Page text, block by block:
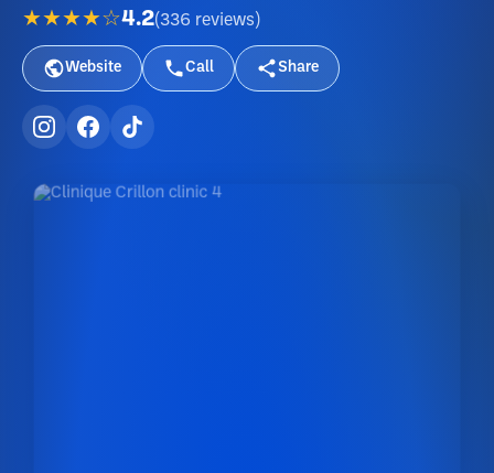
★★★★☆4.2(336 reviews )
Website Call Share